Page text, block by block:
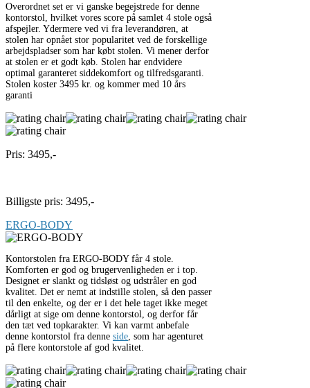
Overordnet set er vi ganske begejstrede for denne
kontorstol, hvilket vores score på samlet 4 stole også
afspejler. Ydermere ved vi fra leverandøren, at
stolen har opnået stor popularitet ved de forskellige
arbejdspladser som har købt stolen. Vi mener derfor
at stolen er et godt køb. Stolen har endvidere
optimal garanteret siddekomfort og tilfredsgaranti.
Stolen koster 3495 kr. og kommer med 10 års
garanti
Pris: 3495,-
Billigste pris: 3495,-
ERGO-BODY
Kontorstolen fra ERGO-BODY får 4 stole.
Komforten er god og brugervenligheden er i top.
Designet er slankt og tidsløst og udstråler en god
kvalitet. Det er nemt at indstille stolen, så den passer
til den enkelte, og der er i det hele taget ikke meget
dårligt at sige om denne kontorstol, og derfor får
den tæt ved topkarakter. Vi kan varmt anbefale
denne kontorstol fra denne side , som har agenturet
på flere kontorstole af god kvalitet.